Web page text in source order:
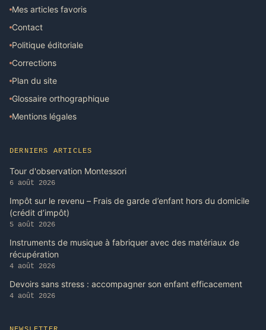
Mes articles favoris
Contact
Politique éditoriale
Corrections
Plan du site
Glossaire orthographique
Mentions légales
DERNIERS ARTICLES
Tour d'observation Montessori
6 août 2026
Impôt sur le revenu – Frais de garde d’enfant hors du domicile
(crédit d’impôt)
5 août 2026
Instruments de musique à fabriquer avec des matériaux de
récupération
4 août 2026
Devoirs sans stress : accompagner son enfant efficacement
4 août 2026